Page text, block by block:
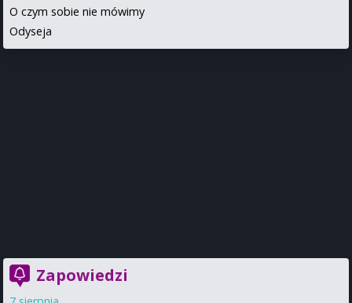
O czym sobie nie mówimy
Odyseja
Zapowiedzi